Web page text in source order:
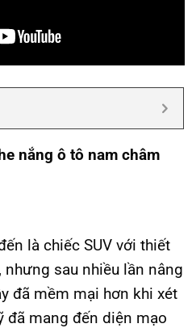
nắng ô tô nam châm
là chiếc SUV với thiết
sau nhiều lần nâng
đã mềm mại hơn khi xét
đã mang đến diện mạo